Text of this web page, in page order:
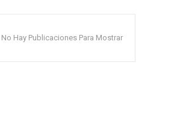
No Hay Publicaciones Para Mostrar